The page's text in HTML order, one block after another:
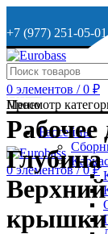
+7 (977) 251-05-01
+7 (929) 615-63-95
МО, г. Дмитров,
ОСТАВИТЬ
+7 (977) 251-05-01
0 элементов / 0 ₽
Меню
0элементов / 0₽
Просмотр
Бассейны
Рабочее
крышки